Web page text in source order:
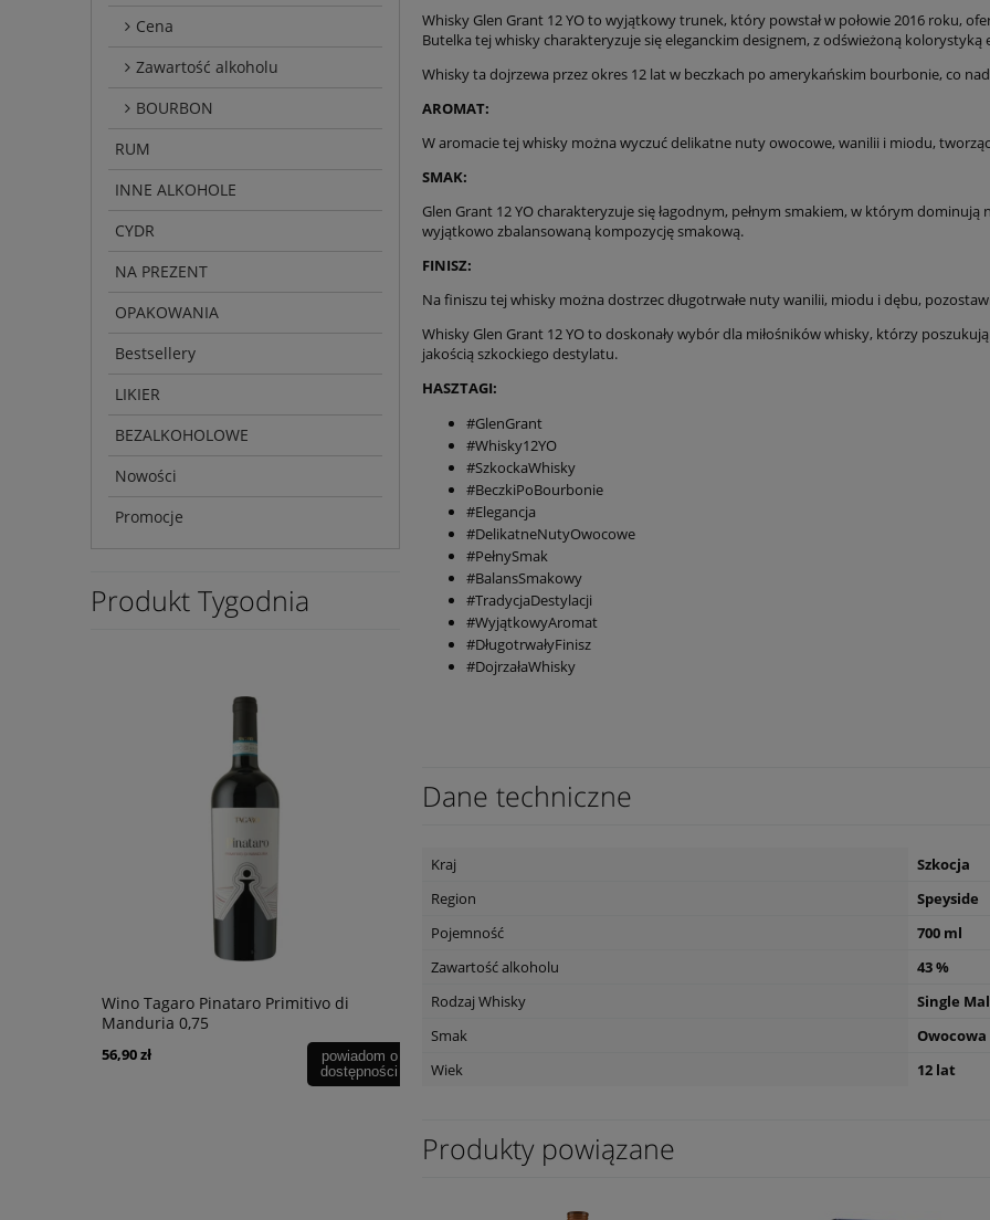
Cena
Zawartość alkoholu
BOURBON
RUM
INNE ALKOHOLE
CYDR
NA PREZENT
OPAKOWANIA
Bestsellery
LIKIER
BEZALKOHOLOWE
Nowości
Promocje
Produkt Tygodnia
Wino Tagaro Pinataro Primitivo di
Manduria 0,75
56,90 zł
powiadom o
dostępności
Wino The Retreat Sauvignon blanc
Wino Prosecco DOC Extra dry
Whisky Glen Grant 12 YO to wyjątkowy trunek, który powstał w połowie 2016 roku,
Butelka tej whisky charakteryzuje się eleganckim designem, z odświeżoną
Whisky ta dojrzewa przez okres 12 lat w beczkach po amerykańskim bourbonie, co
AROMAT:
W aromacie tej whisky można wyczuć delikatne nuty owocowe, wanilii i miodu,
SMAK:
Glen Grant 12 YO charakteryzuje się łagodnym, pełnym smakiem, w którym
wyjątkowo zbalansowaną kompozycję smakową.
FINISZ:
Na finiszu tej whisky można dostrzec długotrwałe nuty wanilii, miodu i dębu,
Whisky Glen Grant 12 YO to doskonały wybór dla miłośników whisky, którzy
jakością szkockiego destylatu.
HASZTAGI:
#GlenGrant
#Whisky12YO
#SzkockaWhisky
#BeczkiPoBourbonie
#Elegancja
#DelikatneNutyOwocowe
#PełnySmak
#BalansSmakowy
#TradycjaDestylacji
#WyjątkowyAromat
#DługotrwałyFinisz
#DojrzałaWhisky
Dane techniczne
Kraj
Szkocja
Region
Speyside
Pojemność
700 ml
Zawartość alkoholu
43 %
Rodzaj Whisky
Single
Smak
Owocowa
Wiek
12 lat
Produkty powiązane